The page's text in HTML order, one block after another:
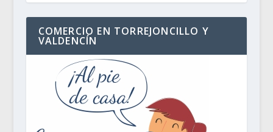
COMERCIO EN TORREJONCILLO Y
VALDENCÍN